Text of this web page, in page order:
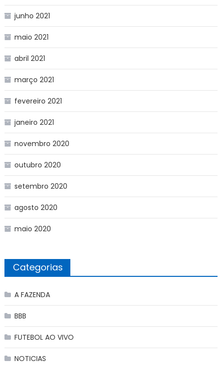
junho 2021
maio 2021
abril 2021
março 2021
fevereiro 2021
janeiro 2021
novembro 2020
outubro 2020
setembro 2020
agosto 2020
maio 2020
Categorias
A FAZENDA
BBB
FUTEBOL AO VIVO
NOTICIAS